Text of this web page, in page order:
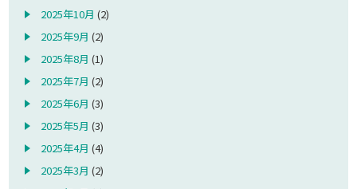
2025年10月 (2)
2025年9月 (2)
2025年8月 (1)
2025年7月 (2)
2025年6月 (3)
2025年5月 (3)
2025年4月 (4)
2025年3月 (2)